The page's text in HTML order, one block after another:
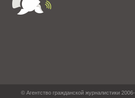
© Агентство гражданской журналистики